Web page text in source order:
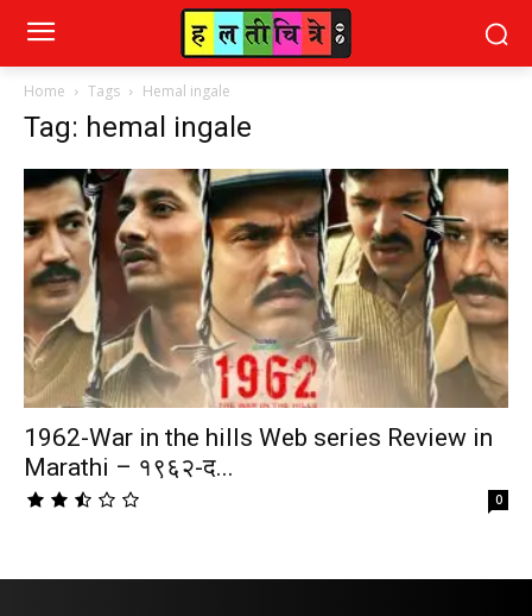
Home Tags Hemal ingale
Tag: hemal ingale
1962-War in the hills Web series Review in
Marathi – १९६२-द...
0